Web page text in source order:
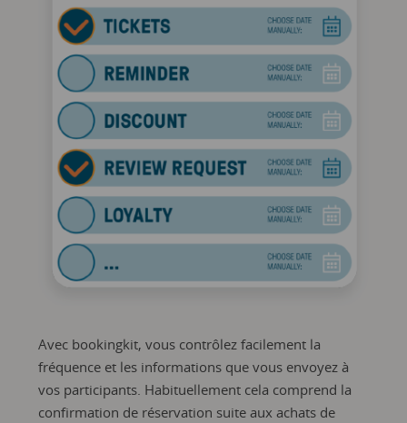
Avec bookingkit, vous contrôlez facilement la
fréquence et les informations que vous envoyez à
vos participants. Habituellement cela comprend la
confirmation de réservation suite aux achats de